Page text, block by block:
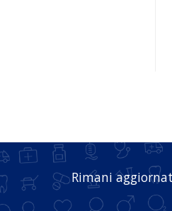
Rimani